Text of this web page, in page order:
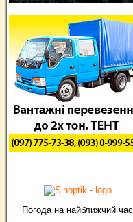
Погода на найближчий час